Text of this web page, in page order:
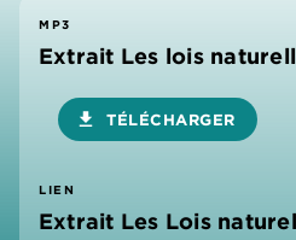
MP3
Extrait Les lois
download TÉLÉCHARGER
LIEN
Extrait Les Lois